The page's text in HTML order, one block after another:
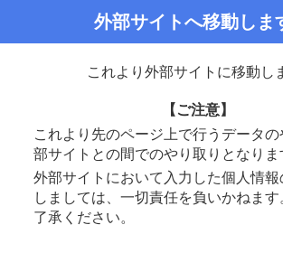
外部サイトへ移動しま
これより外部サイトに移動し
【ご注意】
これより先のページ上で行うデータ
部サイトとの間でのやり取りとなりま
外部サイトにおいて入力した個人情
しましては、一切責任を負いかねま
了承ください。